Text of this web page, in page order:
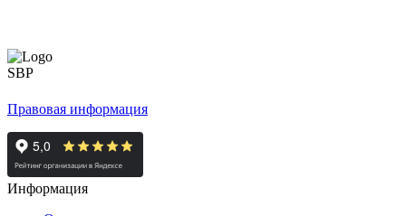
Правовая информация
Информация